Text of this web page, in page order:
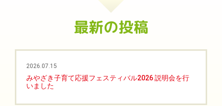
最新の投稿
2026.07.15
みやざき子育て応援フェスティバル2026 説明会を行
いました